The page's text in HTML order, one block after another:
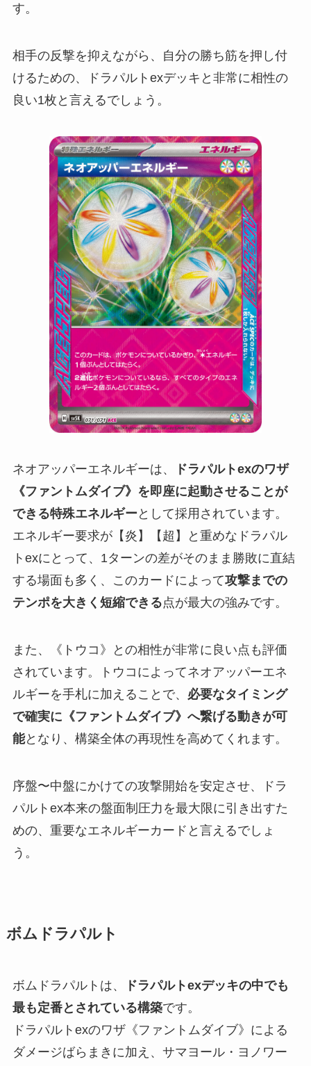
す。
相手の反撃を抑えながら、自分の勝ち筋を押し付
けるための、ドラパルトexデッキと非常に相性の
良い1枚と言えるでしょう。
ネオアッパーエネルギーは、
ドラパルトexのワザ
《ファントムダイブ》を即座に起動させることが
できる特殊エネルギー として採用されています。
エネルギー要求が【炎】【超】と重めなドラパル
トexにとって、1ターンの差がそのまま勝敗に直結
する場面も多く、このカードによって攻撃までの
テンポを大きく短縮できる点が最大の強みです。
また、《トウコ》との相性が非常に良い点も評価
されています。トウコによってネオアッパーエネ
ルギーを手札に加えることで、 必要なタイミング
で確実に《ファントムダイブ》へ繋げる動きが可
能となり、構築全体の再現性を高めてくれます。
序盤〜中盤にかけての攻撃開始を安定させ、ドラ
パルトex本来の盤面制圧力を最大限に引き出すた
めの、重要なエネルギーカードと言えるでしょ
う。
ボムドラパルト
ボムドラパルトは、
ドラパルトexデッキの中でも
最も定番とされている構築です。
ドラパルトexのワザ《ファントムダイブ》による
ダメージばらまきに加え、サマヨール・ヨノワー